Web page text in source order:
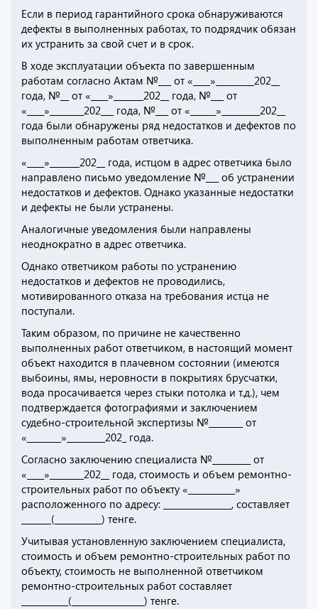
Если в период гарантийного срока обнаруживаются
дефекты в выполненных работах, то подрядчик обязан
их устранить за свой счет и в срок.
В ходе эксплуатации объекта по завершенным
работам согласно Актам №___ от «____»_________202__
года, №__ от «____»_______202__ года, №___ от
«____»________202___ года, №___ от «______»_________202__
года были обнаружены ряд недостатков и дефектов по
выполненным работам ответчика.
«____»_______202__ года, истцом в адрес ответчика было
направлено письмо уведомление №___ об устранении
недостатков и дефектов. Однако указанные недостатки
и дефекты не были устранены.
Аналогичные уведомления были направлены
неоднократно в адрес ответчика.
Однако ответчиком работы по устранению
недостатков и дефектов не проводились,
мотивированного отказа на требования истца не
поступали.
Таким образом, по причине не качественно
выполненных работ ответчиком, в настоящий момент
объект находится в плачевном состоянии (имеются
выбоины, ямы, неровности в покрытиях брусчатки,
вода просачивается через стыки потолка и т.д.), чем
подтверждается фотографиями и заключением
судебно-строительной экспертизы №________ от
«________»_________202_ года.
Согласно заключению специалиста №_________ от
«____»________202__ года, стоимость и объем ремонтно-
строительных работ по объекту «___________»
расположенного по адресу: ________________, составляет
_______(___________) тенге.
Учитывая установленную заключением специалиста,
стоимость и объем ремонтно-строительных работ по
объекту, стоимость не выполненной ответчиком
ремонтно-строительных работ составляет
___________(_________________) тенге.